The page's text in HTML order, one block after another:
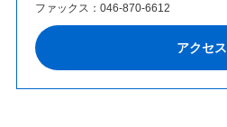
ファックス： 046-870-6612
アクセス